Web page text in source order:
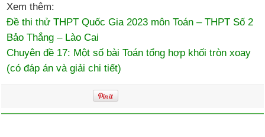
Xem thêm:
Đề thi thử THPT Quốc Gia 2023 môn Toán – THPT Số 2
Bảo Thắng – Lào Cai
Chuyên đề 17: Một số bài Toán tổng hợp khối tròn xoay
(có đáp án và giải chi tiết)